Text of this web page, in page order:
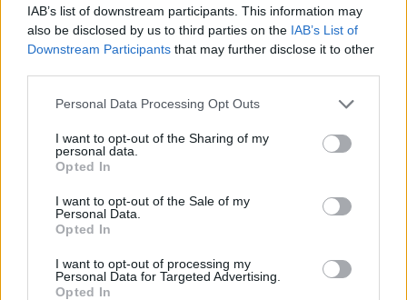
IAB’s list of downstream participants. This information may
also be disclosed by us to third parties on the IAB’s List of
Downstream Participants that may further disclose it to other
Personal Data Processing Opt Outs
I want to opt-out of the Sharing of my
personal data.
Opted In
I want to opt-out of the Sale of my
Personal Data.
Opted In
I want to opt-out of processing my
Personal Data for Targeted Advertising.
Opted In
KEDVES OLVASÓNK!
A keresett cikk a portfolio.hu hírarchívumához
tartozik, melynek olvasása előfizetéses
Az előfizetés a következőket tartalmazza:
Kötéslisták: BÉT elmúlt 2 év napon belüli
kötéslistái
Előfizetés